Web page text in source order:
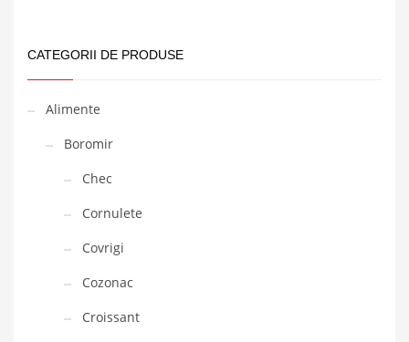
CATEGORII DE PRODUSE
Alimente
Boromir
Chec
Cornulete
Covrigi
Cozonac
Croissant